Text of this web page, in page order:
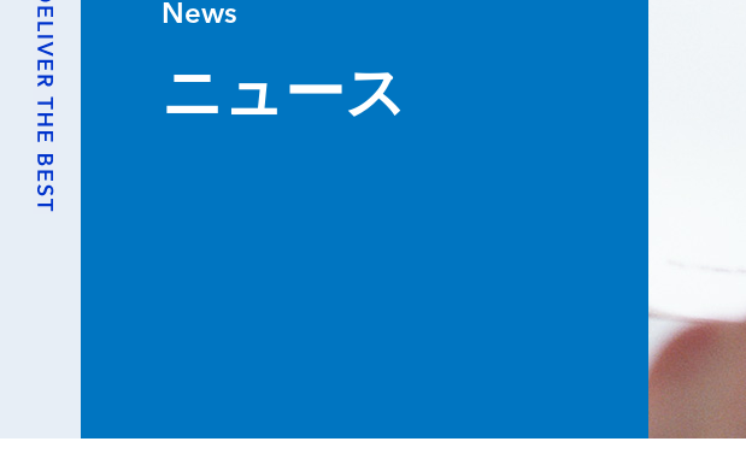
News
ニュース